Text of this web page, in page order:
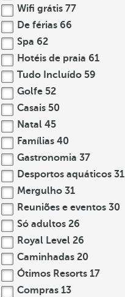
Wifi grátis 77
De férias 66
Spa 62
Hotéis de praia 61
Tudo Incluído 59
Golfe 52
Casais 50
Natal 45
Famílias 40
Gastronomia 37
Desportos aquáticos 31
Mergulho 31
Reuniões e eventos 30
Só adultos 26
Royal Level 26
Caminhadas 20
Ótimos Resorts 17
Compras 13